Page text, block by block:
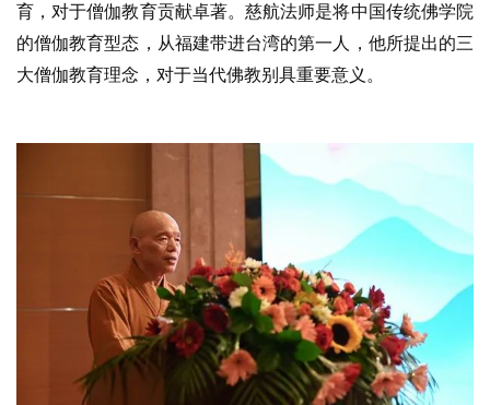
育，对于僧伽教育贡献卓著。慈航法师是将中国传统佛学院
的僧伽教育型态，从福建带进台湾的第一人，他所提出的三
大僧伽教育理念，对于当代佛教别具重要意义。